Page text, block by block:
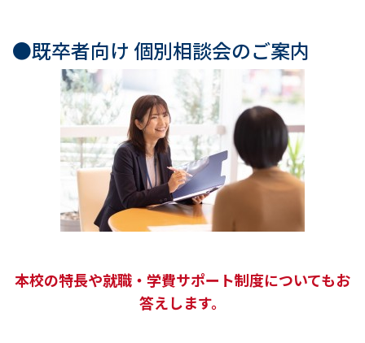
●既卒者向け 個別相談会のご案内
本校の特長や就職・学費サポート制度についてもお
答えします。